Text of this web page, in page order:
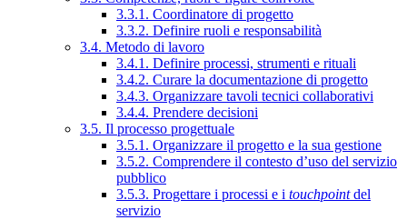
3.3.1. Coordinatore di progetto
3.3.2. Definire ruoli e responsabilità
3.4. Metodo di lavoro
3.4.1. Definire processi, strumenti e rituali
3.4.2. Curare la documentazione di progetto
3.4.3. Organizzare tavoli tecnici collaborativi
3.4.4. Prendere decisioni
3.5. Il processo progettuale
3.5.1. Organizzare il progetto e la sua gestione
3.5.2. Comprendere il contesto d’uso del servizio
pubblico
3.5.3. Progettare i processi e i touchpointdel
servizio